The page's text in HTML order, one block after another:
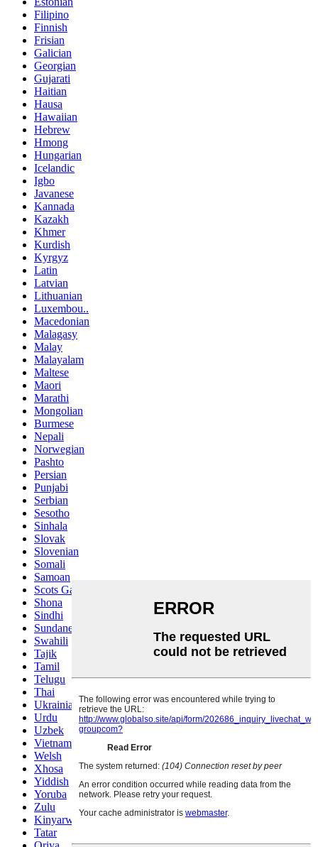
Filipino
Finnish
Frisian
Galician
Georgian
Gujarati
Haitian
Hausa
Hawaiian
Hebrew
Hmong
Hungarian
Icelandic
Igbo
Javanese
Kannada
Kazakh
Khmer
Kurdish
Kyrgyz
Latin
Latvian
Lithuanian
Luxembou..
Macedonian
Malagasy
Malay
Malayalam
Maltese
Maori
Marathi
Mongolian
Burmese
Nepali
Norwegian
Pashto
Persian
Punjabi
Serbian
Sesotho
Sinhala
Slovak
Slovenian
Somali
Samoan
Scots Gaelic
Shona
Sindhi
Sundanese
Swahili
Tajik
Tamil
Telugu
Thai
Ukrainian
Urdu
Uzbek
Vietnamese
Welsh
Xhosa
Yiddish
Yoruba
Zulu
Kinyarwanda
Tatar